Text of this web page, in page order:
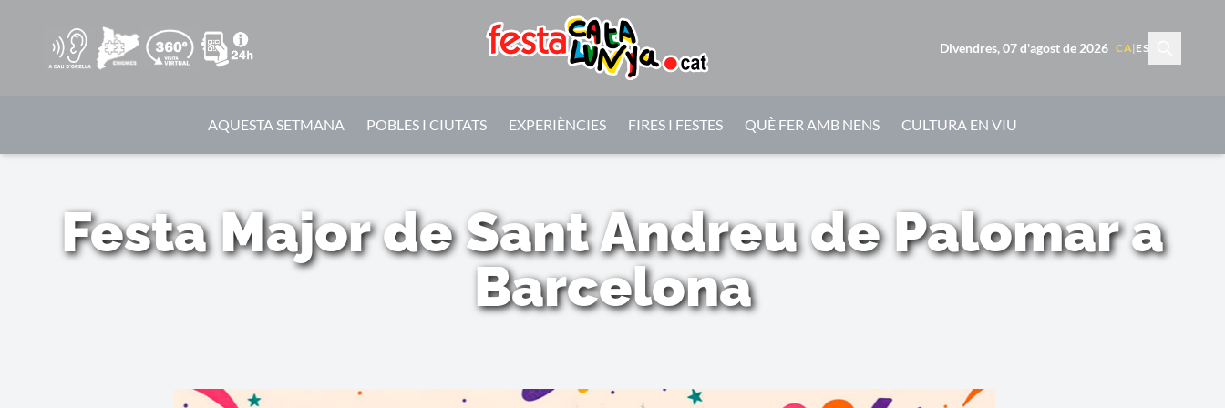
Divendres, 07 d'agost de 2026 CA| ES
AQUESTA SETMANA POBLES I CIUTATS EXPERIÈNCIES FIRES I FESTES QUÈ FER AMB NENS CULTURA EN VIU
Festa Major de Sant Andreu de Palomar a
Barcelona